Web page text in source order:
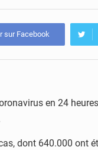
sur Facebook
en 24
dont 640.000 ont